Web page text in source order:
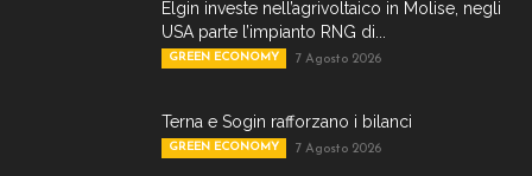
Elgin investe nell’agrivoltaico in Molise, negli
USA parte l’impianto RNG di...
GREEN ECONOMY 7 Agosto 2026
Terna e Sogin rafforzano i bilanci
GREEN ECONOMY 7 Agosto 2026